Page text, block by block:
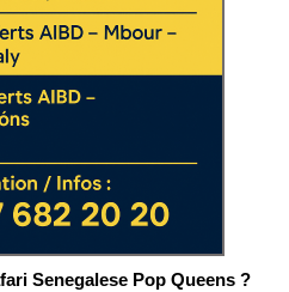
Senegalese Pop Queens ?